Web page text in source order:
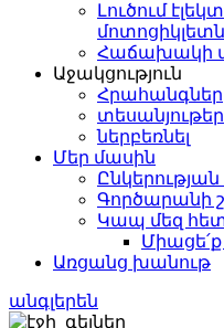
Լուծում
Հաճախակի
Աջակցություն
Հրահանգներ
տեսանյութեր
ներբեռնել
Մեր մասին
Գործարանի
Կապ մեզ
Միացե՛ք
Առցանց խանութ
անգլերեն